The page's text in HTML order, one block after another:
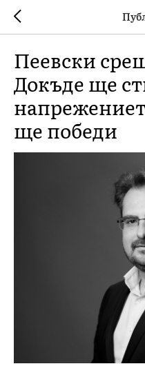
Пеевски
Докъде ще
ще победи